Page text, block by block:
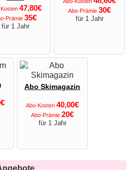
47,80€
Prämie 35€
für 1 Jahr
Abo-Prämie 30€
für 1 Jahr
Abo Skimagazin
Abo-Kosten 40,00€
Abo-Prämie 20€
für 1 Jahr